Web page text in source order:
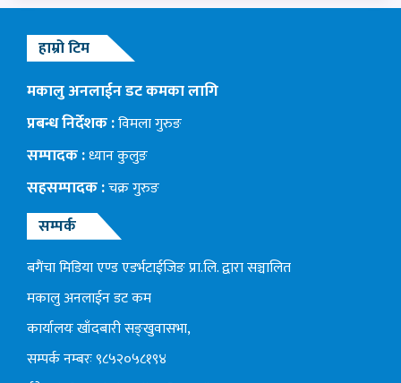
हाम्रो टिम
मकालु अनलाईन डट कमका लागि
प्रबन्ध निर्देशक :विमला गुरुङ
सम्पादक :ध्यान कुलुङ
सहसम्पादक :चक्र गुरुङ
सम्पर्क
बगैंचा मिडिया एण्ड एडर्भटाईजिङ प्रा.लि. द्वारा सञ्चालित
मकालु अनलाईन डट कम
कार्यालयः खाँदबारी सङ्खुवासभा,
सम्पर्क नम्बरः ९८५२०५८१९४